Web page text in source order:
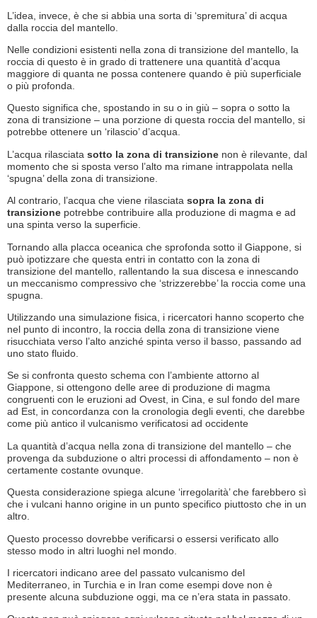
L’idea, invece, è che si abbia una sorta di ‘spremitura’ di acqua
dalla roccia del mantello.
Nelle condizioni esistenti nella zona di transizione del mantello, la
roccia di questo è in grado di trattenere una quantità d’acqua
maggiore di quanta ne possa contenere quando è più superficiale
o più profonda.
Questo significa che, spostando in su o in giù – sopra o sotto la
zona di transizione – una porzione di questa roccia del mantello, si
potrebbe ottenere un ‘rilascio’ d’acqua.
L’acqua rilasciata sotto la zona di transizione non è rilevante, dal
momento che si sposta verso l’alto ma rimane intrappolata nella
‘spugna’ della zona di transizione.
Al contrario, l’acqua che viene rilasciata sopra la zona di
transizione potrebbe contribuire alla produzione di magma e ad
una spinta verso la superficie.
Tornando alla placca oceanica che sprofonda sotto il Giappone, si
può ipotizzare che questa entri in contatto con la zona di
transizione del mantello, rallentando la sua discesa e innescando
un meccanismo compressivo che ‘strizzerebbe’ la roccia come una
spugna.
Utilizzando una simulazione fisica, i ricercatori hanno scoperto che
nel punto di incontro, la roccia della zona di transizione viene
risucchiata verso l’alto anziché spinta verso il basso, passando ad
uno stato fluido.
Se si confronta questo schema con l’ambiente attorno al
Giappone, si ottengono delle aree di produzione di magma
congruenti con le eruzioni ad Ovest, in Cina, e sul fondo del mare
ad Est, in concordanza con la cronologia degli eventi, che darebbe
come più antico il vulcanismo verificatosi ad occidente
La quantità d’acqua nella zona di transizione del mantello – che
provenga da subduzione o altri processi di affondamento – non è
certamente costante ovunque.
Questa considerazione spiega alcune ‘irregolarità’ che farebbero sì
che i vulcani hanno origine in un punto specifico piuttosto che in un
altro.
Questo processo dovrebbe verificarsi o essersi verificato allo
stesso modo in altri luoghi nel mondo.
I ricercatori indicano aree del passato vulcanismo del
Mediterraneo, in Turchia e in Iran come esempi dove non è
presente alcuna subduzione oggi, ma ce n’era stata in passato.